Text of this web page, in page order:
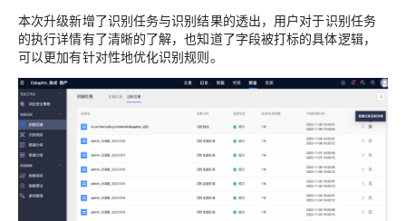
本次升级新增了识别任务与识别结果的透出，用户对于识别任务
的执行详情有了清晰的了解，也知道了字段被打标的具体逻辑，
可以更加有针对性地优化识别规则。